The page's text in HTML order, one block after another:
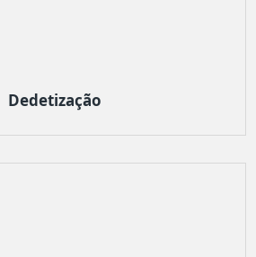
Dedetização